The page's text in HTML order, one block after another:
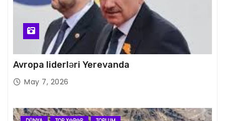
Avropa liderləri Yerevanda
May 7, 2026